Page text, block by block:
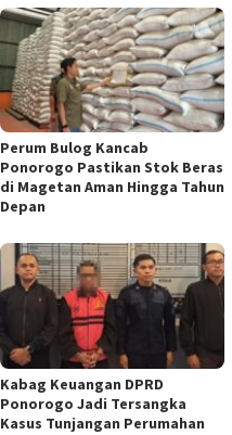
Perum Bulog Kancab
Ponorogo Pastikan Stok Beras
di Magetan Aman Hingga Tahun
Depan
Kabag Keuangan DPRD
Ponorogo Jadi Tersangka
Kasus Tunjangan Perumahan